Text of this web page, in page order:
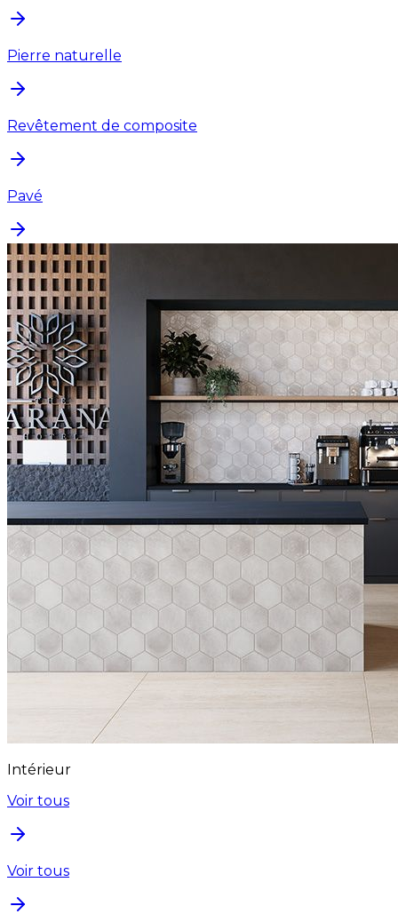
Pierre naturelle
Revêtement de composite
Pavé
Intérieur
Voir tous
Voir tous